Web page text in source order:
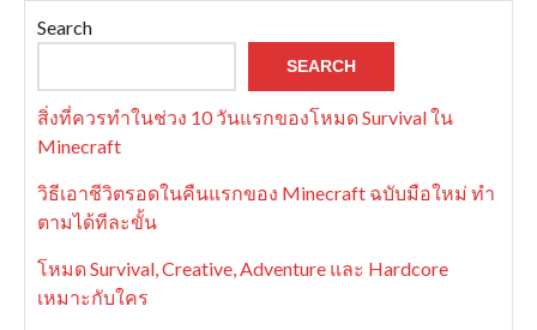
Search
SEARCH
สิ่งที่ควรทำในช่วง 10 วันแรกของโหมด Survival ใน
Minecraft
วิธีเอาชีวิตรอดในคืนแรกของ Minecraft ฉบับมือใหม่ ทำ
ตามได้ทีละขั้น
โหมด Survival, Creative, Adventure และ Hardcore
เหมาะกับใคร